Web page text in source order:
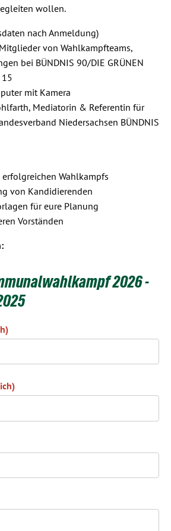
wollen.
nach Anmeldung)
von Wahlkampfteams,
bei BÜNDNIS 90/DIE GRÜNEN
mit Kamera
Mediatorin & Referentin für
Niedersachsen BÜNDNIS
erfolgreichen Wahlkampfs
von Kandidierenden
für eure Planung
Vorständen
2026 -